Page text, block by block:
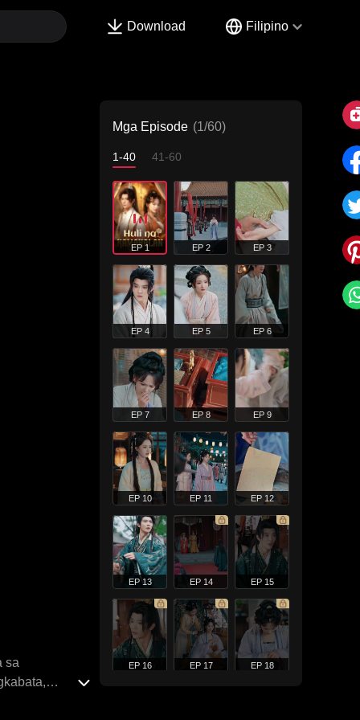
Download Filipino
sa
Mga Episode (1/60)
1-40 41-60
EP 1 EP 2 EP 3
EP 4 EP 5 EP 6
EP 7 EP 8 EP 9
EP 10 EP 11 EP 12
EP 13 EP 14 EP 15
EP 16 EP 17 EP 18